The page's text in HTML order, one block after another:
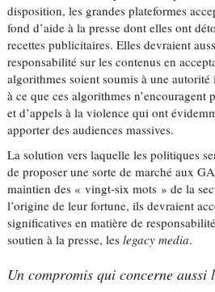
disposition, les grandes plateformes
fond d’aide à la presse dont elles ont
recettes publicitaires. Elles devraient
responsabilité sur les contenus en
algorithmes soient soumis à une
à ce que ces algorithmes n’encouragent
et d’appels à la violence qui ont
apporter des audiences massives.
La solution vers laquelle les politiques
de proposer une sorte de marché aux
maintien des « vingt-six mots » de la
l’origine de leur fortune, ils devraient
significatives en matière de
soutien à la presse, leslegacy media.
Un compromis qui concerne aussi